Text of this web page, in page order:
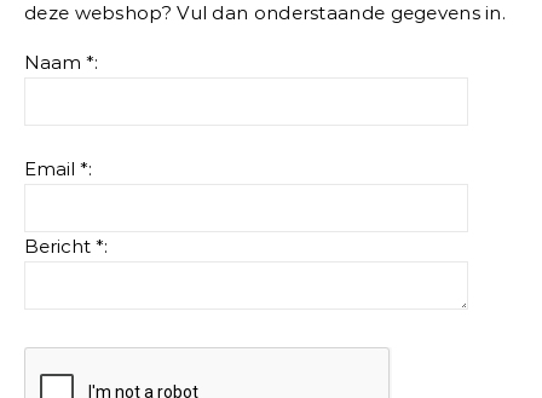
deze webshop? Vul dan onderstaande gegevens in.
Naam *:
Email *:
Bericht *: